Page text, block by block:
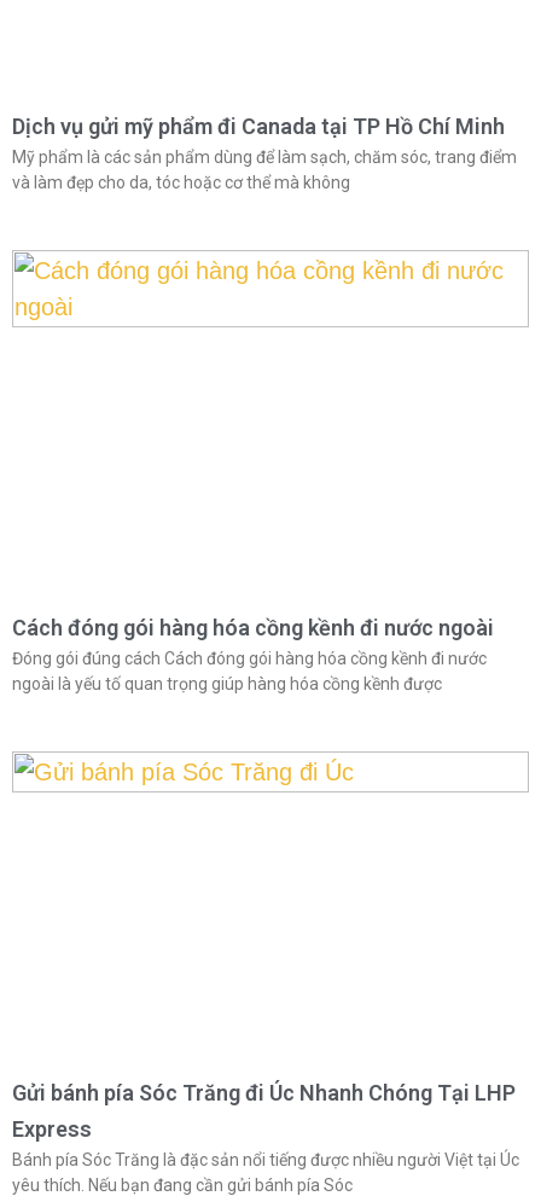
Dịch vụ gửi mỹ phẩm đi Canada tại TP Hồ Chí Minh
Mỹ phẩm là các sản phẩm dùng để làm sạch, chăm sóc, trang điểm
và làm đẹp cho da, tóc hoặc cơ thể mà không
Cách đóng gói hàng hóa cồng kềnh đi nước ngoài
Đóng gói đúng cách Cách đóng gói hàng hóa cồng kềnh đi nước
ngoài là yếu tố quan trọng giúp hàng hóa cồng kềnh được
Gửi bánh pía Sóc Trăng đi Úc Nhanh Chóng Tại LHP
Express
Bánh pía Sóc Trăng là đặc sản nổi tiếng được nhiều người Việt tại Úc
yêu thích. Nếu bạn đang cần gửi bánh pía Sóc